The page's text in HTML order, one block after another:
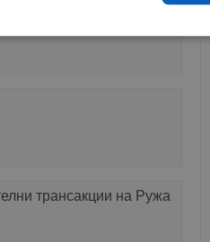
трансакции на Ружа
Функционалност
на уебсайта, като потребителско